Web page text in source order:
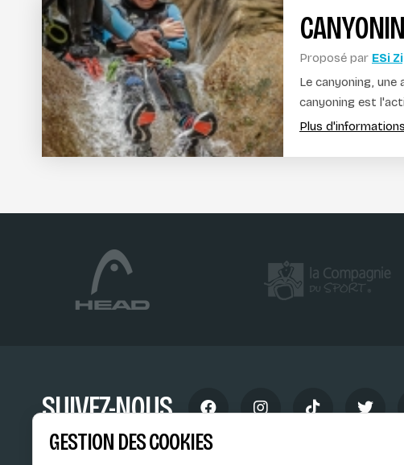
Proposé par ESi
Le canyoning,
canyoning est
Plus d'informations
SUIVEZ-NOUS
GESTION DES COOKIES